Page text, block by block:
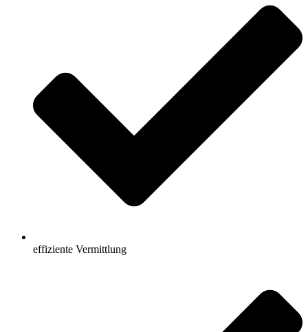
effiziente Vermittlung